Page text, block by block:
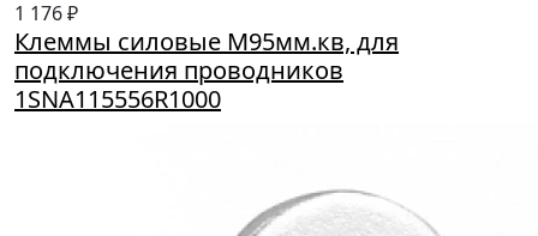
1 176 ₽
Клеммы силовые M95мм.кв, для
подключения проводников
1SNA115556R1000